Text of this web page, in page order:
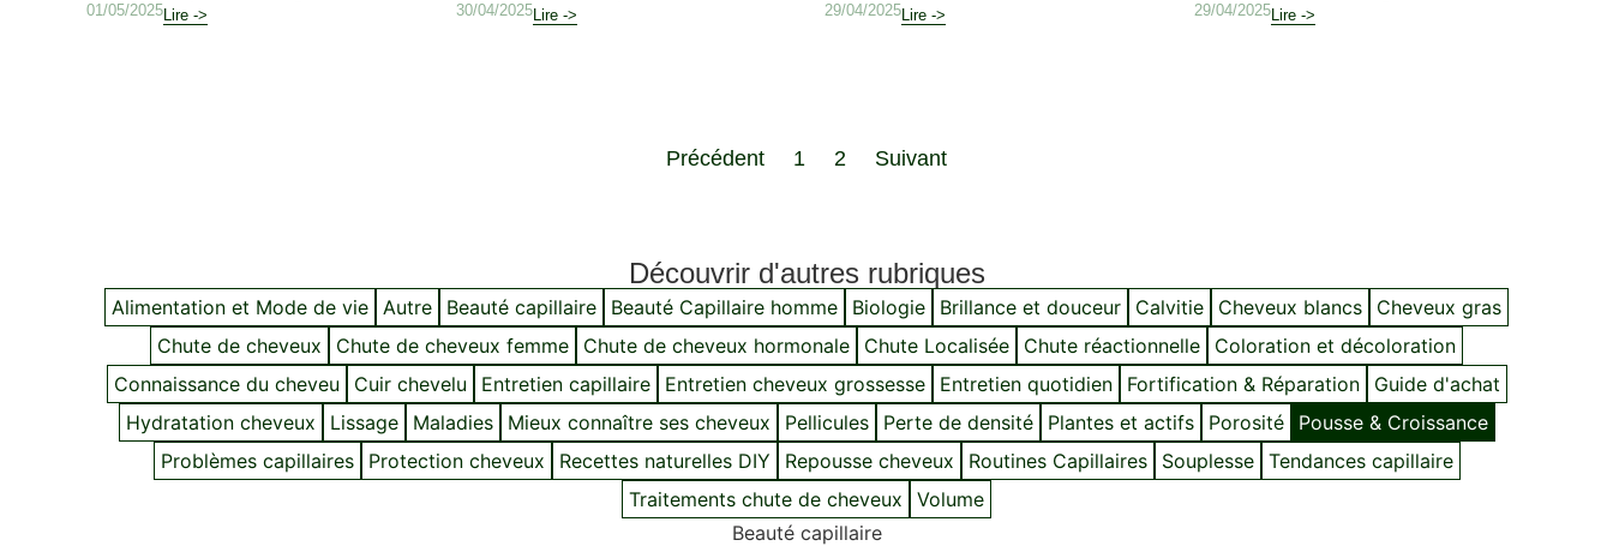
01/05/2025Lire -> 30/04/2025Lire -> 29/04/2025Lire -> 29/04/2025Lire ->
Précédent 1 2 Suivant
Découvrir d'autres rubriques
Alimentation et Mode de vie Autre Beauté capillaire Beauté Capillaire homme Biologie Brillance et douceur Calvitie Cheveux blancs
Cheveux gras
Chute de cheveux
Chute de cheveux femme Chute de cheveux hormonale Chute Localisée Chute réactionnelle
Coloration et décoloration
Connaissance du cheveu
Cuir chevelu Entretien capillaire Entretien cheveux grossesse Entretien quotidien Fortification & Réparation
Guide d'achat
Hydratation cheveux
Lissage Maladies Mieux connaître ses cheveux Pellicules Perte de densité Plantes et actifs Porosité
Pousse & Croissance
Problèmes capillaires
Protection cheveux Recettes naturelles DIY Repousse cheveux Routines Capillaires Souplesse
Tendances capillaire
Traitements chute de cheveux
Volume
Beauté capillaire